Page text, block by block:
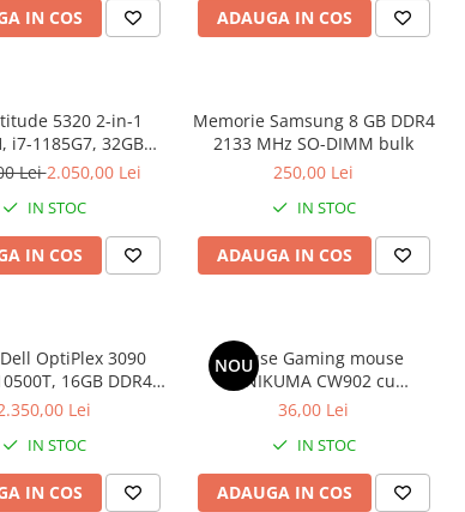
IN COS ADAUGA IN COS
5320 2-in-1
i7-1185G7, 32GB
SSD, Win 11 Pro
Lei2.050,00 Lei
IN STOC
IN COS
Memorie Samsung 8 GB DDR4
2133 MHz SO-DIMM bulk
250,00 Lei
IN STOC
ADAUGA IN COS
OptiPlex 3090
16GB DDR4,
512GB SSD
Lei
IN STOC
IN COS
NOU
Mouse Gaming mouse
ONIKUMA CW902 cu
iluminare Negru
36,00 Lei
IN STOC
ADAUGA IN COS